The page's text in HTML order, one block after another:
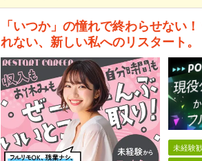
「いつか」の憧れで終わらせない
れない、新しい私へのリスタート。
未経験